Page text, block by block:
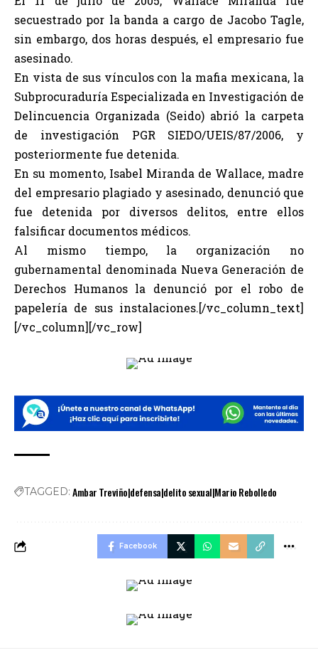
secuestrado por la banda a cargo de Jacobo Tagle,
sin embargo, dos horas después, el empresario fue
asesinado.
En vista de sus vínculos con la mafia mexicana, la
Subprocuraduría Especializada en Investigación de
Delincuencia Organizada (Seido) abrió la carpeta
de investigación PGR SIEDO/UEIS/87/2006, y
posteriormente fue detenida.
En su momento, Isabel Miranda de Wallace, madre
del empresario plagiado y asesinado, denunció que
fue detenida por diversos delitos, entre ellos
falsificar documentos médicos.
Al mismo tiempo, la organización no
gubernamental denominada Nueva Generación de
Derechos Humanos la denunció por el robo de
papelería de sus instalaciones.[/vc_column_text]
[/vc_column][/vc_row]
TAGGED: Ambar Treviño|defensa|delito sexual|Mario Rebolledo
Facebook